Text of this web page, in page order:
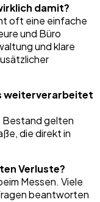
damit?
oft eine einfache
und Büro
und klare
weiterverarbeitet
Bestand gelten
die direkt in
Verluste?
Messen. Viele
beantworten